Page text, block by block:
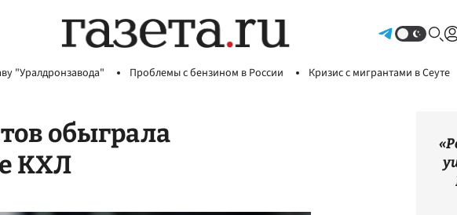
"Уралдронзавода" Проблемы с бензином в России Кризис с мигрантами в Сеуте
обыграла
КХЛ